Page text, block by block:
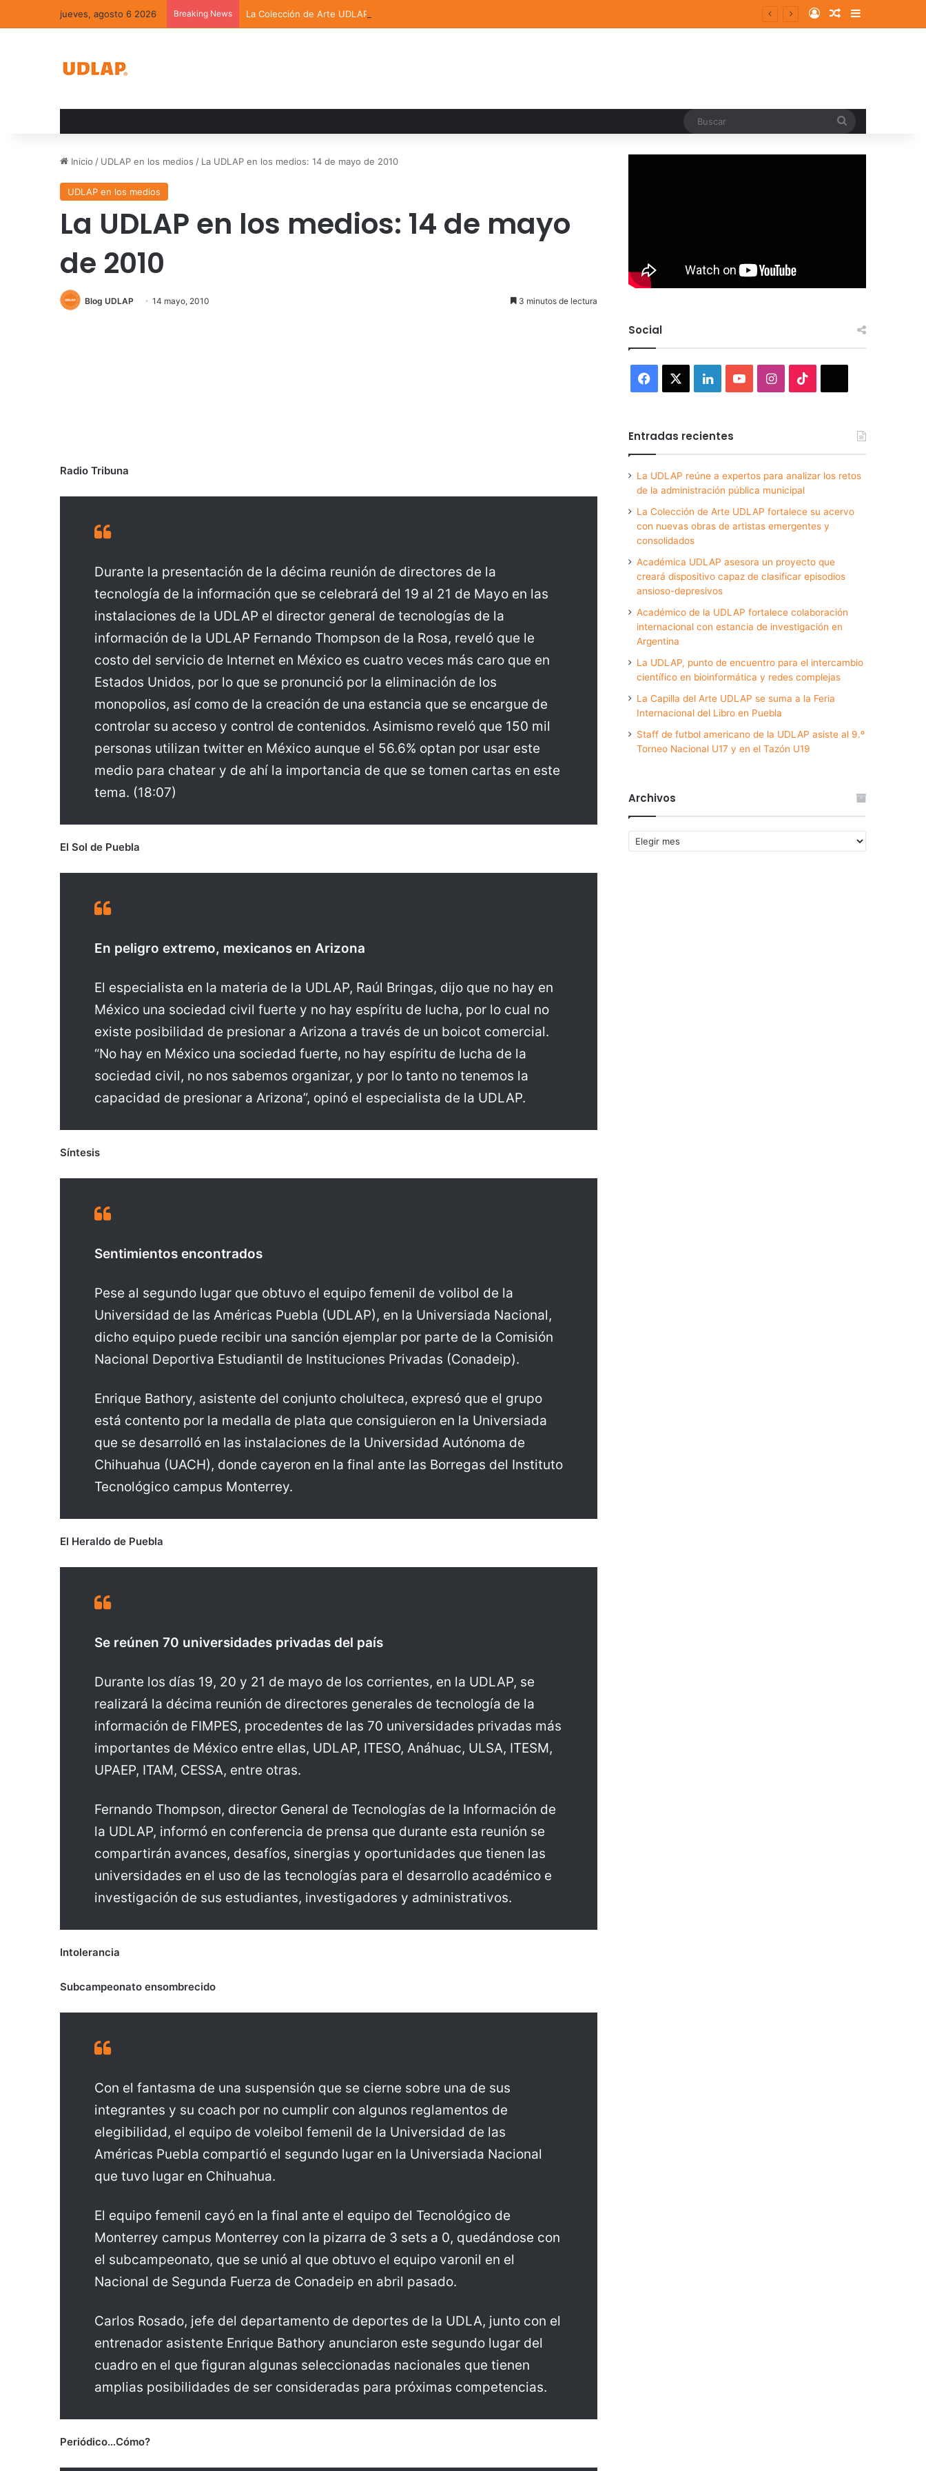
jueves, agosto 6 2026 Breaking News La Colección de Arte UDLAP fortalece su acervo con nuevas obras de artistas emergentes y consolidados Log InRandom Article
Sidebar
Inicio / UDLAP en los medios / La UDLAP en los medios: 14 de mayo de 2010
UDLAP en los medios
La UDLAP en los medios: 14 de mayo
de 2010
Blog UDLAP 14 mayo, 2010 3 minutos de lectura
Radio Tribuna
Durante la presentación de la décima reunión de directores de la
tecnología de la información que se celebrará del 19 al 21 de Mayo en las
instalaciones de la UDLAP el director general de tecnologías de la
información de la UDLAP Fernando Thompson de la Rosa, reveló que le
costo del servicio de Internet en México es cuatro veces más caro que en
Estados Unidos, por lo que se pronunció por la eliminación de los
monopolios, así como de la creación de una estancia que se encargue de
controlar su acceso y control de contenidos. Asimismo reveló que 150 mil
personas utilizan twitter en México aunque el 56.6% optan por usar este
medio para chatear y de ahí la importancia de que se tomen cartas en este
tema. (18:07)
El Sol de Puebla
En peligro extremo, mexicanos en Arizona
El especialista en la materia de la UDLAP, Raúl Bringas, dijo que no hay en
México una sociedad civil fuerte y no hay espíritu de lucha, por lo cual no
existe posibilidad de presionar a Arizona a través de un boicot comercial.
“No hay en México una sociedad fuerte, no hay espíritu de lucha de la
sociedad civil, no nos sabemos organizar, y por lo tanto no tenemos la
capacidad de presionar a Arizona”, opinó el especialista de la UDLAP.
Síntesis
Sentimientos encontrados
Pese al segundo lugar que obtuvo el equipo femenil de volibol de la
Universidad de las Américas Puebla (UDLAP), en la Universiada Nacional,
dicho equipo puede recibir una sanción ejemplar por parte de la Comisión
Nacional Deportiva Estudiantil de Instituciones Privadas (Conadeip).
Enrique Bathory, asistente del conjunto cholulteca, expresó que el grupo
está contento por la medalla de plata que consiguieron en la Universiada
que se desarrolló en las instalaciones de la Universidad Autónoma de
Chihuahua (UACH), donde cayeron en la final ante las Borregas del Instituto
Tecnológico campus Monterrey.
El Heraldo de Puebla
Se reúnen 70 universidades privadas del país
Durante los días 19, 20 y 21 de mayo de los corrientes, en la UDLAP, se
realizará la décima reunión de directores generales de tecnología de la
información de FIMPES, procedentes de las 70 universidades privadas más
importantes de México entre ellas, UDLAP, ITESO, Anáhuac, ULSA, ITESM,
UPAEP, ITAM, CESSA, entre otras.
Fernando Thompson, director General de Tecnologías de la Información de
la UDLAP, informó en conferencia de prensa que durante esta reunión se
compartirán avances, desafíos, sinergias y oportunidades que tienen las
universidades en el uso de las tecnologías para el desarrollo académico e
investigación de sus estudiantes, investigadores y administrativos.
Intolerancia
Subcampeonato ensombrecido
Con el fantasma de una suspensión que se cierne sobre una de sus
integrantes y su coach por no cumplir con algunos reglamentos de
elegibilidad, el equipo de voleibol femenil de la Universidad de las
Américas Puebla compartió el segundo lugar en la Universiada Nacional
que tuvo lugar en Chihuahua.
El equipo femenil cayó en la final ante el equipo del Tecnológico de
Monterrey campus Monterrey con la pizarra de 3 sets a 0, quedándose con
el subcampeonato, que se unió al que obtuvo el equipo varonil en el
Nacional de Segunda Fuerza de Conadeip en abril pasado.
Carlos Rosado, jefe del departamento de deportes de la UDLA, junto con el
entrenador asistente Enrique Bathory anunciaron este segundo lugar del
cuadro en el que figuran algunas seleccionadas nacionales que tienen
amplias posibilidades de ser consideradas para próximas competencias.
Periódico…Cómo?
Social
Facebook LinkedInYouTubeInstagram
Entradas recientes
La UDLAP reúne a expertos para analizar los retos
de la administración pública municipal
La Colección de Arte UDLAP fortalece su acervo
con nuevas obras de artistas emergentes y
consolidados
Académica UDLAP asesora un proyecto que
creará dispositivo capaz de clasificar episodios
ansioso-depresivos
Académico de la UDLAP fortalece colaboración
internacional con estancia de investigación en
Argentina
La UDLAP, punto de encuentro para el intercambio
científico en bioinformática y redes complejas
La Capilla del Arte UDLAP se suma a la Feria
Internacional del Libro en Puebla
Staff de futbol americano de la UDLAP asiste al 9.º
Torneo Nacional U17 y en el Tazón U19
Archivos
Archivos